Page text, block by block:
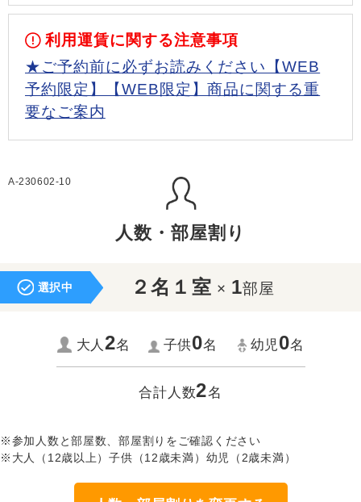
利用運賃に関する注意事項
★ご予約前に必ずお読みください【WEB
予約限定】【WEB限定】商品に関する重
要なご案内
A-230602-10
人数・部屋割り
選択中 ２名１室 × 1部屋
大人2名 子供0名 幼児0名
合計人数2名
※参加人数と部屋数、部屋割りをご確認ください
※大人（12歳以上）子供（12歳未満）幼児（2歳未満）